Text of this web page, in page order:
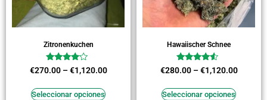
Zitronenkuchen
Valorado
en
de 5
€270.00–€1,120.00
Seleccionar opciones
Hawaiischer Schnee
Valorado
de 5
€280.00–€1,120.00
Seleccionar opciones